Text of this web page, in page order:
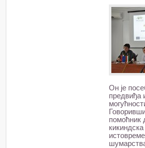
Он је
предвиђа
помоћник